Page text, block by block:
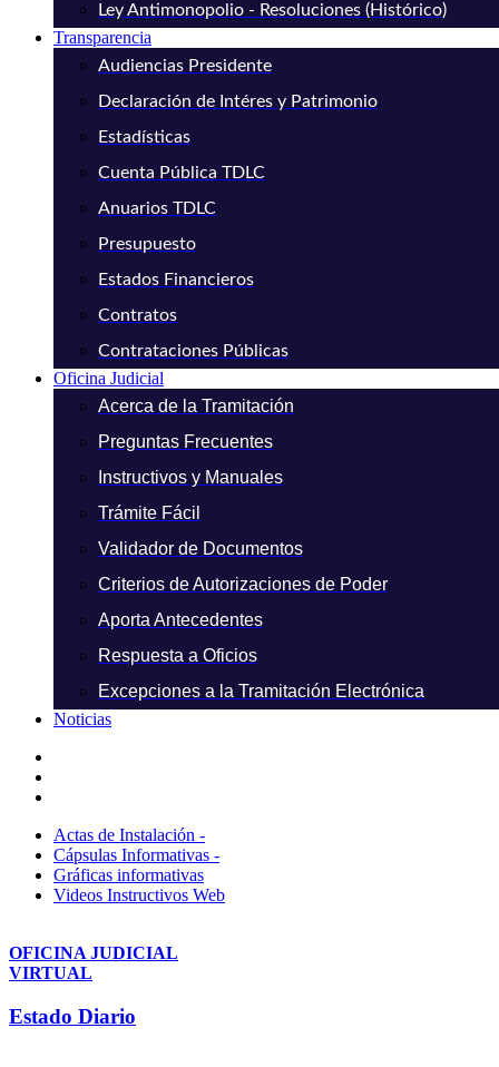
Ley Antimonopolio - Resoluciones (Histórico)
Transparencia
Audiencias Presidente
Declaración de Intéres y Patrimonio
Estadísticas
Cuenta Pública TDLC
Anuarios TDLC
Presupuesto
Estados Financieros
Contratos
Contrataciones Públicas
Oficina Judicial
Acerca de la Tramitación
Preguntas Frecuentes
Instructivos y Manuales
Trámite Fácil
Validador de Documentos
Criterios de Autorizaciones de Poder
Aporta Antecedentes
Respuesta a Oficios
Excepciones a la Tramitación Electrónica
Noticias
Actas de Instalación -
Cápsulas Informativas -
Gráficas informativas
Videos Instructivos Web
OFICINA JUDICIAL
VIRTUAL
Estado Diario